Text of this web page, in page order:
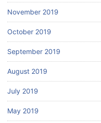
November 2019
October 2019
September 2019
August 2019
July 2019
May 2019